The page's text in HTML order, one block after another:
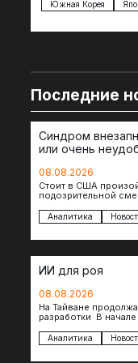
Южная Корея
Последние
Синдром
или очень
08.08.2026
Стоит в США
подозрительной
как официальные
оказываются
Аналитика
ИИ для роя
08.08.2026
На Тайване
разработки В
Аналитика